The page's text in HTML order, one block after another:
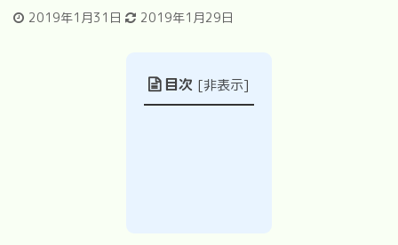
2019年1月31日 2019年1月29日
目次 [非表示]